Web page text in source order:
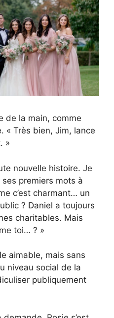
de la main, comme
« Très bien, Jim, lance
»
nouvelle histoire. Je
premiers mots à
c’est charmant… un
? Daniel a toujours
charitables. Mais
toi… ? »
aimable, mais sans
niveau social de la
publiquement